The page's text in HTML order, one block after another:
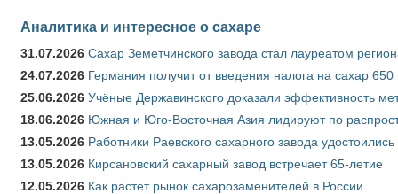
Аналитика и интересное о сахаре
31.07.2026 Сахар Земетчинского завода стал лауреатом
24.07.2026 Германия получит от введения налога на сахар
25.06.2026 Учёные Державинского доказали эффективность
18.06.2026 Южная и Юго-Восточная Азия лидируют по
13.05.2026 Работники Раевского сахарного завода удостоились
13.05.2026 Кирсановский сахарный завод встречает 65-летие
12.05.2026 Как растет рынок сахарозаменителей в России